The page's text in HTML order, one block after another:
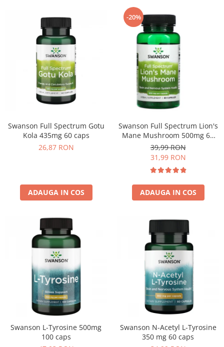
Swanson Full Spectrum Gotu
Kola 435mg 60 caps
26,87 RON
ADAUGA IN COS
-20%
Swanson Full Spectrum Lion's
Mane Mushroom 500mg 60
caps
39,99 RON
31,99 RON
ADAUGA IN COS
Swanson L-Tyrosine 500mg
100 caps
Swanson N-Acetyl L-Tyrosine
350 mg 60 caps